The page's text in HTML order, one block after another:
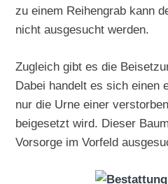
zu einem Reihengrab kann
nicht ausgesucht werden.
Zugleich gibt es die
Dabei handelt es sich einen
nur die Urne einer
beigesetzt wird. Dieser
Vorsorge im Vorfeld